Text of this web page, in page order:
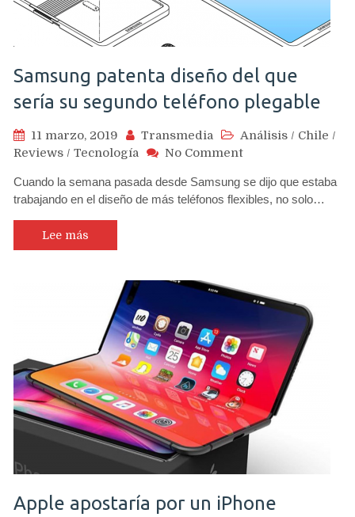
Samsung patenta diseño del que
sería su segundo teléfono plegable
11 marzo, 2019 Transmedia Análisis / Chile /
Reviews / Tecnología No Commenton
patenta
diseño
teléfono
plegable
Cuando la semana pasada desde Samsung se dijo que estaba
trabajando en el diseño de más teléfonos flexibles, no solo…
Lee más
Apple apostaría por un iPhone